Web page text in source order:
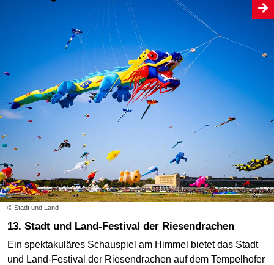
© Stadt und Land
13. Stadt und Land-Festival der Riesendrachen
Ein spektakuläres Schauspiel am Himmel bietet das Stadt
und Land-Festival der Riesendrachen auf dem Tempelhofer